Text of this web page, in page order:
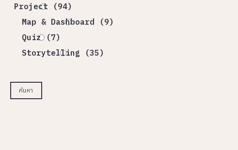
Project (94)
Map & Dashboard (9)
Quiz (7)
Storytelling (35)